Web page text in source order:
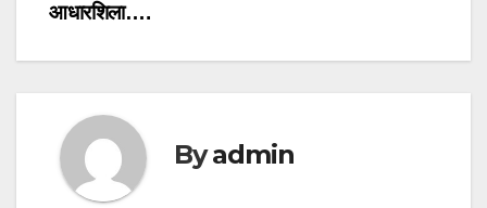
आधारशिला….
Byadmin